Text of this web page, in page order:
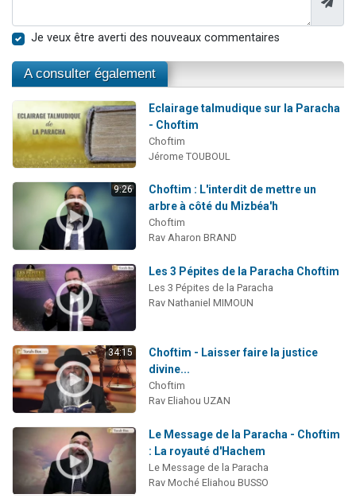
Je veux être averti des nouveaux commentaires
A consulter également
Eclairage talmudique sur la Paracha
- Choftim
Choftim
Jérome TOUBOUL
9:26
Choftim : L'interdit de mettre un
arbre à côté du Mizbéa'h
Choftim
Rav Aharon BRAND
Les 3 Pépites de la Paracha Choftim
Les 3 Pépites de la Paracha
Rav Nathaniel MIMOUN
34:15
Choftim - Laisser faire la justice
divine...
Choftim
Rav Eliahou UZAN
Le Message de la Paracha - Choftim
: La royauté d'Hachem
Le Message de la Paracha
Rav Moché Eliahou BUSSO